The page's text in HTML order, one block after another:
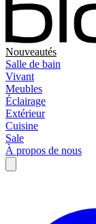
Nouveautés
Salle de bain
Vivant
Meubles
Éclairage
Extérieur
Cuisine
Sale
À propos de nous